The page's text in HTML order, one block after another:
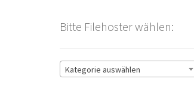
Bitte Filehoster wählen:
Kategorie auswählen